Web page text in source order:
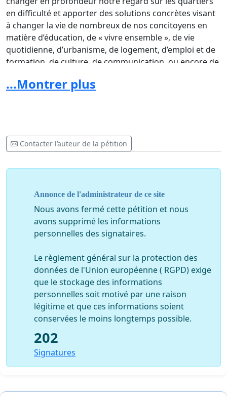
en difficulté et apporter des solutions concrètes visant
à changer la vie de nombreux de nos concitoyens en
matière d’éducation, de « vivre ensemble », de vie
quotidienne, d’urbanisme, de logement, d’emploi et de
formation, de culture, de communication, ou encore de
Nous exigerons à la suite de ce «
engagements pris et d’évaluer leur efficacité sur le
terrain. Dans chaque ville, nous ferons en sorte que les
conseils de quartier soient impliqués dans le suivi des
élections législatives qui signeront le manifeste de
s’engager à mettre en œuvre toutes les propositions.
Enfin, nous proposerons aux partis républicains de
réserver des circonscriptions aux habitants des
quartiers populaires afin que notre assemblée
nationale et notre sénat soient à l’image de cette France
Plurielle. Il faut mettre fin aux freins qui nous privent de
l’émergence d’une nouvelle élite politique issue de la
« réalité »de notre pays. A terme, l’avenir de ces
quartiers conditionne non seulement le renouvellement
de notre démocratie, mais aussi notre capacité à
maintenir l’économie française dans le peloton de tête
de l’économie mondiale.
demandent à tous de faire un effort mais l’enjeu est de
...Montrer plus
Contacter l’auteur de la pétition
Annonce de l'administrateur de ce site
Nous avons fermé cette pétition et nous
avons supprimé les informations
personnelles des signataires.
Le règlement général sur la protection des
données de l'Union européenne ( RGPD) exige
que le stockage des informations
personnelles soit motivé par une raison
légitime et que ces informations soient
conservées le moins longtemps possible.
202
Signatures